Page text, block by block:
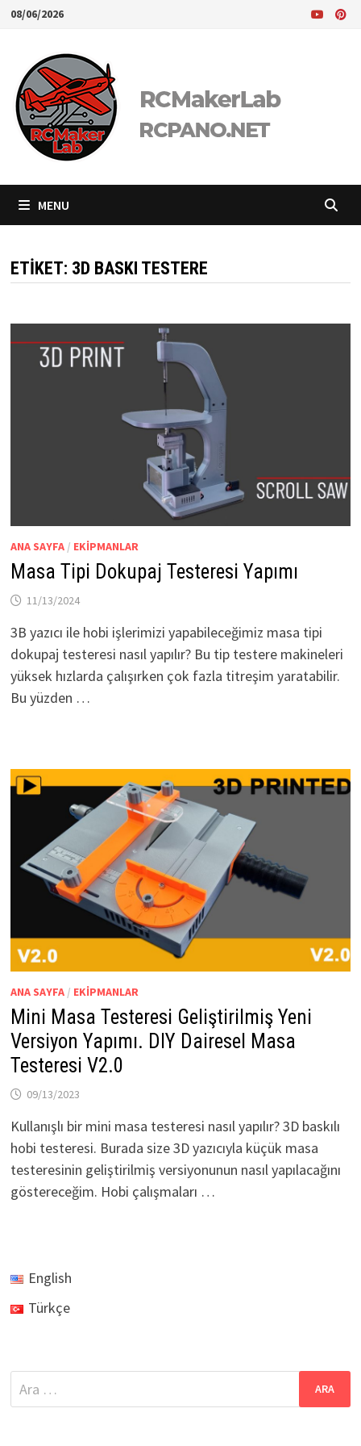
Skip
content
08/06/2026
MENU
ETIKET: 3D BASKI TESTERE
ANA SAYFA / EKIPMANLAR
Masa Tipi Dokupaj Testeresi Yapımı
11/13/2024
3B yazıcı ile hobi işlerimizi yapabileceğimiz masa tipi
dokupaj testeresi nasıl yapılır? Bu tip testere makineleri
yüksek hızlarda çalışırken çok fazla titreşim yaratabilir.
Bu yüzden …
ANA SAYFA / EKIPMANLAR
Mini Masa Testeresi Geliştirilmiş Yeni
Versiyon Yapımı. DIY Dairesel Masa
Testeresi V2.0
09/13/2023
Kullanışlı bir mini masa testeresi nasıl yapılır? 3D baskılı
hobi testeresi. Burada size 3D yazıcıyla küçük masa
testeresinin geliştirilmiş versiyonunun nasıl yapılacağını
göstereceğim. Hobi çalışmaları …
English
Türkçe
Arama: